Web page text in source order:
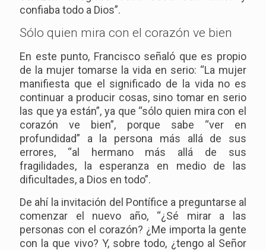
confiaba todo a Dios”.
Sólo quien mira con el corazón ve bien
En este punto, Francisco señaló que es propio
de la mujer tomarse la vida en serio: “La mujer
manifiesta que el significado de la vida no es
continuar a producir cosas, sino tomar en serio
las que ya están”, ya que “sólo quien mira con el
corazón ve bien”, porque sabe “ver en
profundidad” a la persona más allá de sus
errores, “al hermano más allá de sus
fragilidades, la esperanza en medio de las
dificultades, a Dios en todo”.
De ahí la invitación del Pontífice a preguntarse al
comenzar el nuevo año, “¿Sé mirar a las
personas con el corazón? ¿Me importa la gente
con la que vivo? Y, sobre todo, ¿tengo al Señor